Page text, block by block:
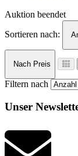
Auktion beendet
Sortieren nach:
Nach Preis
Filtern nach
Unser